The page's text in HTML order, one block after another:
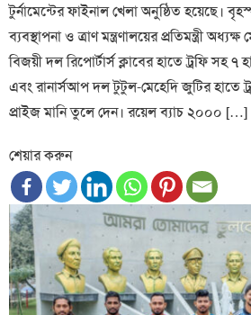
টুর্নামেন্টের ফাইনাল খেলা অনুষ্ঠিত হয়েছে।
ব্যবস্থাপনা ও ত্রাণ মন্ত্রণালয়ের প্রতিমন্ত্রী
বিজয়ী দল রিপোর্টার্স ক্লাবের হাতে ট্রফি সহ ৭
এবং রানার্সআপ দল টুটুল-মেহেদি জুটির হাতে
প্রাইজ মানি তুলে দেন। রয়েল ব্যাচ ২০০০ […]
শেয়ার করুন